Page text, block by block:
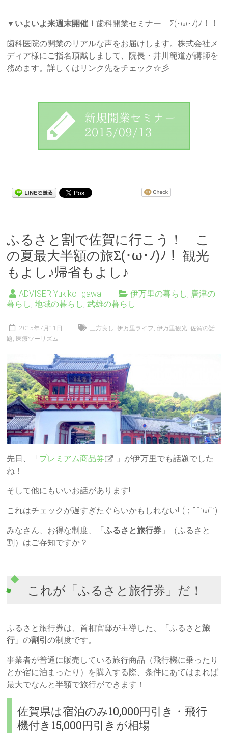
▼ いよいよ来週末開催！歯科開業セミナー Σ(･ω･ﾉ)ﾉ！！
歯科医院の開業のリアルな声をお届けします。株式会社メ
ディア様にご指名頂戴しまして、院長・井川範道が講師を
務めます。詳しくはリンク先をチェック☆彡
ふるさと割で佐賀に行こう！ こ
の夏最大半額の旅Σ(･ω･ﾉ)ﾉ！ 観光
もよし♪帰省もよし♪
ADVISER Yukiko Igawa 伊万里の暮らし, 唐津の
暮らし,地域の暮らし,武雄の暮らし
2015年7月11日 三方良し ,伊万里ライフ ,伊万里観光,佐賀の話
題, 医療ツーリズム
先日、「プレミアム商品券
」が伊万里でも話題でした
ね！
そして他にもいいお話があります!!
これはチェックが遅すぎたぐらいかもしれない!!:(；ﾞﾟ’ωﾟ’):
みなさん、お得な制度、「ふるさと旅行券 」（ふるさと
割）はご存知ですか？
これが「ふるさと旅行券」だ！
ふるさと旅行券は、首相官邸が主導した、「ふるさと旅
行」の割引の制度です。
事業者が普通に販売している旅行商品（飛行機に乗ったり
とか宿に泊まったり）を購入する際、条件にあてはまれば
最大でなんと半額で旅行ができます！
佐賀県は宿泊のみ10,000円引き・飛行
機付き15,000円引きが相場